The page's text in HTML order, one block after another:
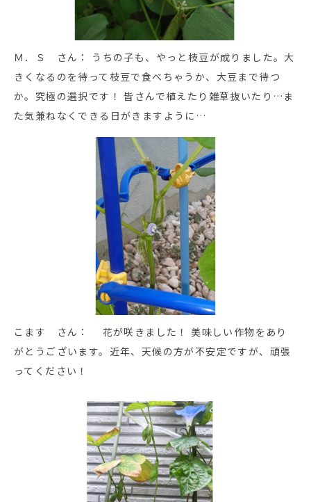
Ｍ．Ｓ さん： うちの子も、やっと枝豆が成りました。大
きくなるのを待って枝豆で食べちゃうか、大豆まで待つ
か。究極の選択です！ 皆さんで植えたり雑草抜いたり…ま
た気兼ねなくできる日がきますように…
こます さん： 花が咲きました！ 美味しい作物をあり
がとうございます。近年、天候の方が不安定ですが、頑張
ってください！